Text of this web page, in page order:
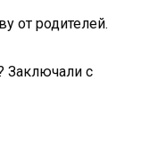
от родителей.
Заключали с